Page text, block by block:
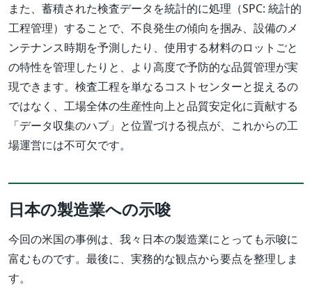
また、蓄積された検査データを統計的に処理（SPC: 統計的
工程管理）することで、不良発生の傾向を掴み、設備のメ
ンテナンス時期を予測したり、使用する材料のロットごと
の特性を管理したりと、より高度で予防的な品質管理が実
現できます。検査工程を単なるコストセンターと捉えるの
ではなく、工場全体の生産性向上と品質安定化に貢献する
「データ収集のハブ」と位置づける視点が、これからの工
場運営には不可欠です。
日本の製造業への示唆
今回の米国の事例は、我々日本の製造業にとっても示唆に
富むものです。最後に、実務的な観点から要点を整理しま
す。